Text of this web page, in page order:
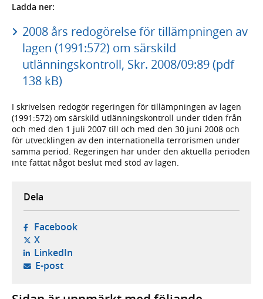
Ladda ner:
2008 års redogörelse för tillämpningen av
lagen (1991:572) om särskild
utlänningskontroll, Skr. 2008/09:89 (pdf
138 kB)
I skrivelsen redogör regeringen för tillämpningen av lagen
(1991:572) om särskild utlänningskontroll under tiden från
och med den 1 juli 2007 till och med den 30 juni 2008 och
för utvecklingen av den internationella terrorismen under
samma period. Regeringen har under den aktuella perioden
inte fattat något beslut med stöd av lagen.
Dela
Facebook- öppnas i ny flik, extern webbplats,
X- öppnas i ny flik, extern webbplats,
LinkedIn- öppnas i ny flik, extern webbplats,
E-post- öppnar din e-postklient,